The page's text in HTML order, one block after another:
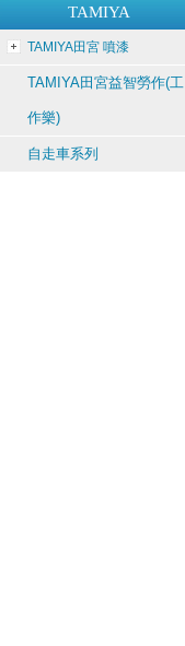
TAMIYA
TAMIYA田宮 噴漆
TAMIYA田宮益智勞作(工
作樂)
自走車系列